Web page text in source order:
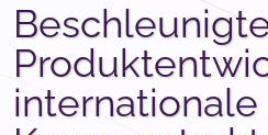
internationale